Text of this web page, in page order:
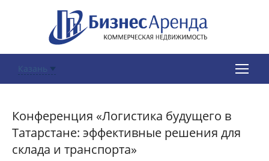
Казань
Конференция «Логистика будущего в
Татарстане: эффективные решения для
склада и транспорта»